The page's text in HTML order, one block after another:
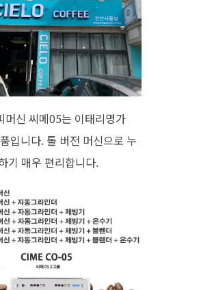
머신 씨메05는 이태리명가
입니다. 톨 버전 머신으로 누
기 매우 편리합니다.